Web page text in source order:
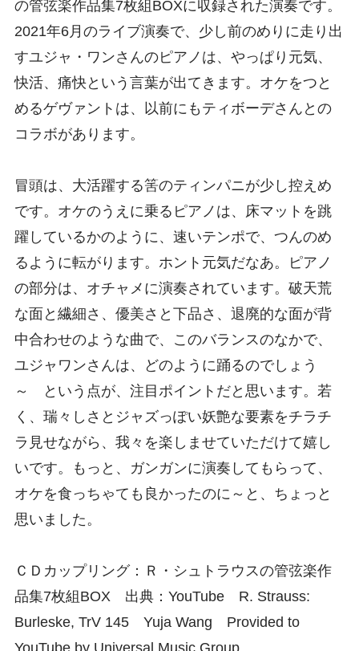
の管弦楽作品集7枚組BOXに収録された演奏です。
2021年6月のライブ演奏で、少し前のめりに走り出
すユジャ・ワンさんのピアノは、やっぱり元気、
快活、痛快という言葉が出てきます。オケをつと
めるゲヴァントは、以前にもティボーデさんとの
コラボがあります。
冒頭は、大活躍する筈のティンパニが少し控えめ
です。オケのうえに乗るピアノは、床マットを跳
躍しているかのように、速いテンポで、つんのめ
るように転がります。ホント元気だなあ。ピアノ
の部分は、オチャメに演奏されています。破天荒
な面と繊細さ、優美さと下品さ、退廃的な面が背
中合わせのような曲で、このバランスのなかで、
ユジャワンさんは、どのように踊るのでしょう
～ という点が、注目ポイントだと思います。若
く、瑞々しさとジャズっぽい妖艶な要素をチラチ
ラ見せながら、我々を楽しませていただけて嬉し
いです。もっと、ガンガンに演奏してもらって、
オケを食っちゃても良かったのに～と、ちょっと
思いました。
ＣＤカップリング：Ｒ・シュトラウスの管弦楽作
品集7枚組BOX 出典：YouTube R. Strauss:
Burleske, TrV 145 Yuja Wang Provided to